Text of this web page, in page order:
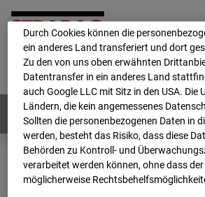
Home E-Mail Impressum
Deutsch / English
Webcams: Alle Länder
Home
Österreich
BC-191 - BV-ÖBB Lastenstraße
Durch Cookies können die
ein anderes Land transferiert und dort
Zu den von uns oben erwähnten
Datentransfer in ein anderes Land
auch Google LLC mit Sitz in den USA. Die
Ländern, die kein angemessenes
Sollten die personenbezogenen Daten in
werden, besteht das Risiko, dass diese
Behörden zu Kontroll- und
verarbeitet werden können, ohne dass
möglicherweise